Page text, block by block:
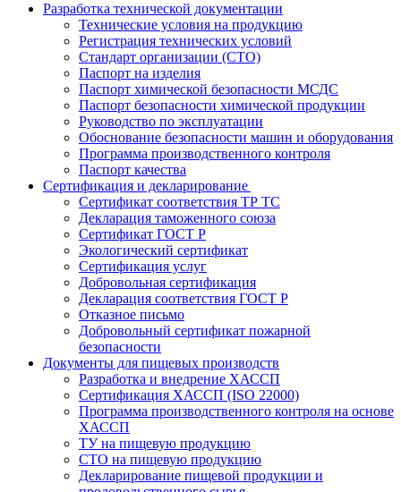
Разработка технической документации
Технические условия на продукцию
Регистрация технических условий
Стандарт организации (СТО)
Паспорт на изделия
Паспорт химической безопасности МСДС
Паспорт безопасности химической продукции
Руководство по эксплуатации
Обоснование безопасности машин и оборудования
Программа производственного контроля
Паспорт качества
Сертификация и декларирование
Сертификат соответствия ТР ТС
Декларация таможенного союза
Сертификат ГОСТ Р
Экологический сертификат
Сертификация услуг
Добровольная сертификация
Декларация соответствия ГОСТ Р
Отказное письмо
Добровольный сертификат пожарной
безопасности
Документы для пищевых производств
Разработка и внедрение ХАССП
Сертификация ХАССП (ISO 22000)
Программа производственного контроля на основе
ХАССП
ТУ на пищевую продукцию
СТО на пищевую продукцию
Декларирование пищевой продукции и